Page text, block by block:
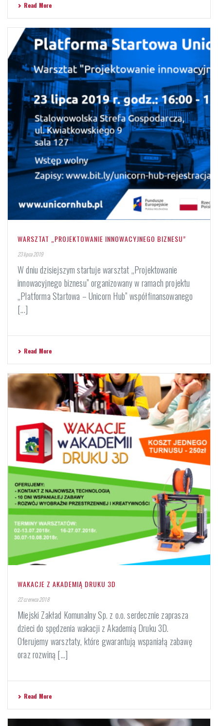
Read More
WARSZTAT „PROJEKTOWANIE INNOWACYJNEGO BIZNESU”
23 lipca 2019
W dniu dzisiejszym startuje warsztat „Projektowanie
innowacyjnego biznesu” organizowany w ramach projektu
„Platforma Startowa – Unicorn Hub” współfinansowanego
[...]
Read More
WAKACJE Z AKADEMIĄ DRUKU 3D
22 czerwca 2018
Miejski Zakład Komunalny Sp. z o.o. serdecznie zaprasza
dzieci do spędzenia wakacji z Akademią Druku 3D.
Oferujemy warsztaty, które gwarantują wspaniałą zabawę
oraz rozwiną [...]
Read More